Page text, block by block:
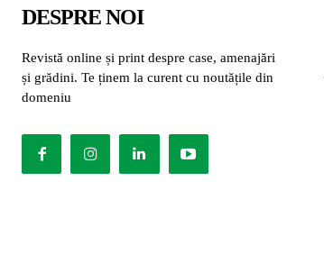
DESPRE NOI
Revistă online și print despre case, amenajări
și grădini. Te ținem la curent cu noutățile din
domeniu